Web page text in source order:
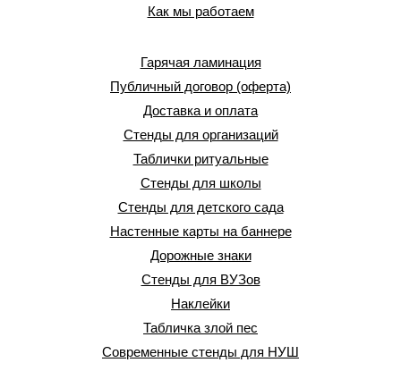
Как мы работаем
Гарячая ламинация
Публичный договор (оферта)
Доставка и оплата
Стенды для организаций
Таблички ритуальные
Стенды для школы
Стенды для детского сада
Настенные карты на баннере
Дорожные знаки
Стенды для ВУЗов
Наклейки
Табличка злой пес
Современные стенды для НУШ